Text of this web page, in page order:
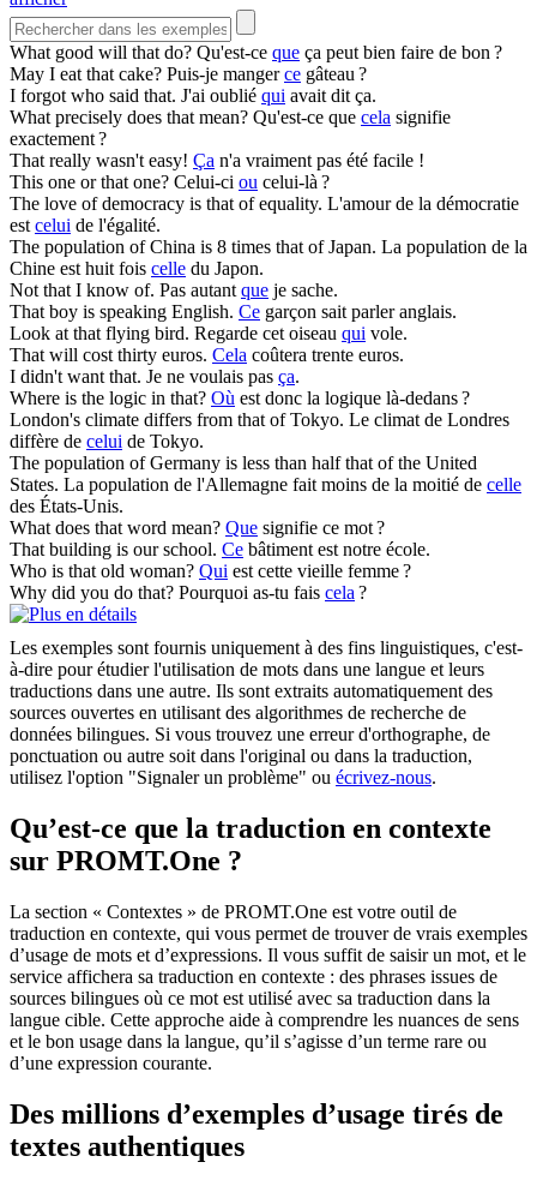
What good will thatdo? Qu'est-ce que ça peut bien faire de bon ?
May I eatthatcake? Puis-je mangerce gâteau ?
I forgot who said that. J'ai oublié qui avait dit ça.
What precisely does thatmean? Qu'est-ce que cela signifie
exactement ?
Thatreally wasn't easy! Ça n'a vraiment pas été facile !
This one orthatone? Celui-ci ou celui-là ?
The love of democracy is thatof equality. L'amour de la démocratie
estcelui de l'égalité.
The population of China is 8 times thatof Japan. La population de la
Chine est huit fois celle du Japon.
NotthatI know of. Pas autantque je sache.
Thatboy is speaking English. Ce garçon sait parler anglais.
Look atthatflying bird. Regarde cet oiseau qui vole.
Thatwill cost thirty euros. Cela coûtera trente euros.
I didn't wantthat. Je ne voulais pas ça.
Where is the logic in that? Où est donc la logique là-dedans ?
London's climate differs from thatof Tokyo. Le climat de Londres
diffère de celui de Tokyo.
The population of Germany is less than halfthatof the United
States. La population de l'Allemagne fait moins de la moitié de celle
des États-Unis.
What does thatword mean? Que signifie ce mot ?
Thatbuilding is our school. Ce bâtiment est notre école.
Who is thatold woman? Qui est cette vieille femme ?
Why did you do that? Pourquoi as-tu fais cela?
Les exemples sont fournis uniquement à des fins linguistiques, c'est-
à-dire pour étudier l'utilisation de mots dans une langue et leurs
traductions dans une autre. Ils sont extraits automatiquement des
sources ouvertes en utilisant des algorithmes de recherche de
données bilingues. Si vous trouvez une erreur d'orthographe, de
ponctuation ou autre soit dans l'original ou dans la traduction,
utilisez l'option "Signaler un problème" ou écrivez-nous.
Qu’est-ce que la traduction en contexte
sur PROMT.One ?
La section « Contextes » de PROMT.One est votre outil de
traduction en contexte, qui vous permet de trouver de vrais exemples
d’usage de mots et d’expressions. Il vous suffit de saisir un mot, et le
service affichera sa traduction en contexte : des phrases issues de
sources bilingues où ce mot est utilisé avec sa traduction dans la
langue cible. Cette approche aide à comprendre les nuances de sens
et le bon usage dans la langue, qu’il s’agisse d’un terme rare ou
d’une expression courante.
Des millions d’exemples d’usage tirés de
textes authentiques